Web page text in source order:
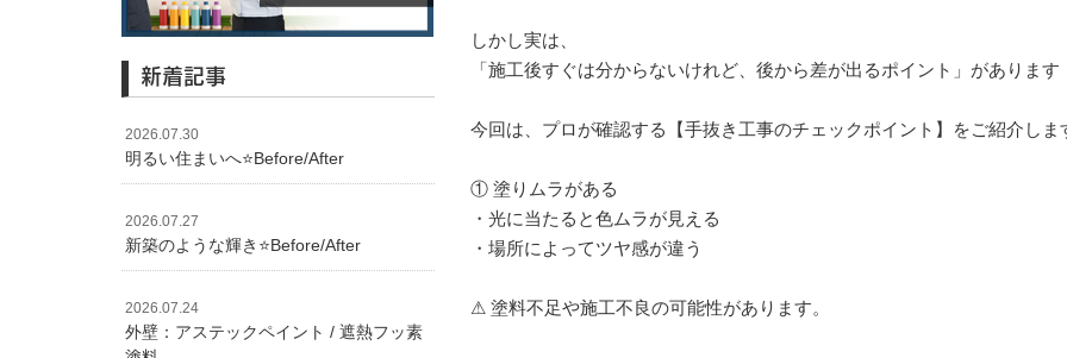
しかし実は、
「施工後すぐは分からないけれど、後から差が出るポイント」があります
今回は、プロが確認する【手抜き工事のチェックポイント】をご紹介しま
① 塗りムラがある
・光に当たると色ムラが見える
・場所によってツヤ感が違う
⚠ 塗料不足や施工不良の可能性があります。
新着記事
2026.07.30
明るい住まいへ⭐️Before/After
2026.07.27
新築のような輝き⭐️Before/After
2026.07.24
外壁：アステックペイント / 遮熱フッ素